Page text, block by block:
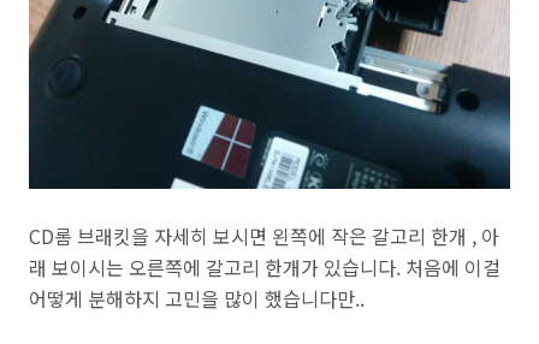
CD롬 브래킷을 자세히 보시면 왼쪽에 작은 갈고리 한개 , 아
래 보이시는 오른쪽에 갈고리 한개가 있습니다. 처음에 이걸
어떻게 분해하지 고민을 많이 했습니다만..